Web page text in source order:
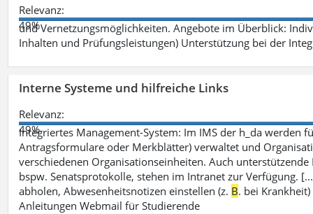
Relevanz:
49%
und Vernetzungsmöglichkeiten. Angebote im Überblick:
Inhalten und Prüfungsleistungen) Unterstützung bei der
Interne Systeme und hilfreiche Links
Relevanz:
49%
Integriertes Management-System: Im IMS der h_da werden
Antragsformulare oder Merkblätter) verwaltet und
verschiedenen Organisationseinheiten. Auch
bspw. Senatsprotokolle, stehen im Intranet zur Verfügung.
abholen, Abwesenheitsnotizen einstellen (z. B. bei
Anleitungen Webmail für Studierende